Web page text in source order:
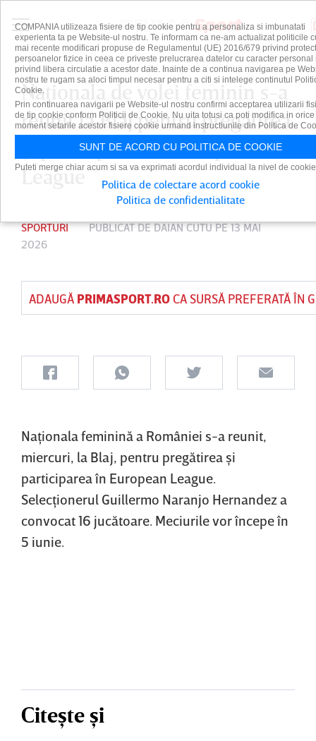
Naţionala de volei feminin s-a
reunit la Blaj pentru pregătirea
şi participarea în European
League
SPORTURI PUBLICAT DEDAIAN CUTUPE 13 MAI
2026
ADAUGĂ PRIMASPORT.ROCA SURSĂ PREFERATĂ ÎN
Naţionala feminină a României s-a reunit,
miercuri, la Blaj, pentru pregătirea şi
participarea în European League.
Selecţionerul Guillermo Naranjo Hernandez a
convocat 16 jucătoare. Meciurile vor începe în
5 iunie.
Citește și
COMPANIA utilizeaza fisiere de tip cookie pentru a personaliza si imbunatati
experienta ta pe Website-ul nostru. Te informam ca ne-am actualizat politicile
mai recente modificari propuse de Regulamentul (UE) 2016/679 privind
persoanelor fizice in ceea ce priveste prelucrarea datelor cu caracter personal
privind libera circulatie a acestor date. Inainte de a continua navigarea pe
nostru te rugam sa aloci timpul necesar pentru a citi si intelege continutul
Cookie.
Prin continuarea navigarii pe Website-ul nostru confirmi acceptarea utilizarii
de tip cookie conform Politicii de Cookie. Nu uita totusi ca poti modifica in orice
moment setarile acestor fisiere cookie urmand instructiunile din Politica de
SUNT DE ACORD CU POLITICA DE COOKIE
Puteti merge chiar acum si sa va exprimati acordul individual la nivel de
Politica de colectare acord cookie
Politica de confidentialitate